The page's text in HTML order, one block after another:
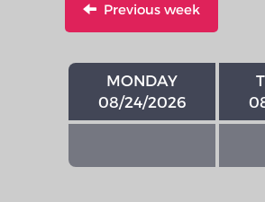
Previous week
MONDAY
08/24/2026